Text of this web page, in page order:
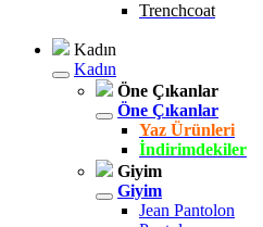
Trenchcoat
Kadın
Kadın
Öne Çıkanlar
Öne Çıkanlar
Yaz Ürünleri
İndirimdekiler
Giyim
Giyim
Jean Pantolon